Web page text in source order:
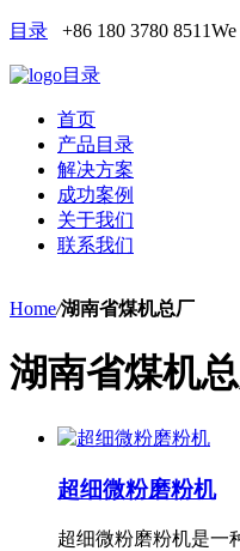
目录 +86 180 3780 8511
目录
首页
产品目录
解决方案
成功案例
关于我们
联系我们
Home/湖南省煤机总厂
湖南省煤机
超细微粉磨粉机
超细微粉磨粉机是一